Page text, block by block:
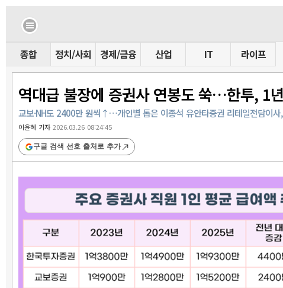
종합 정치/사회 경제/금융 산업 IT 라이프
역대급 불장에 증권사 연봉도 쑥…한투, 1
교보·NH도 2400만 원씩↑…개인별 톱은 이종석 유안타증권 리테일전담이
이윤혜 기자2026.03.26 08:24:45
구글 검색 선호 출처로 추가